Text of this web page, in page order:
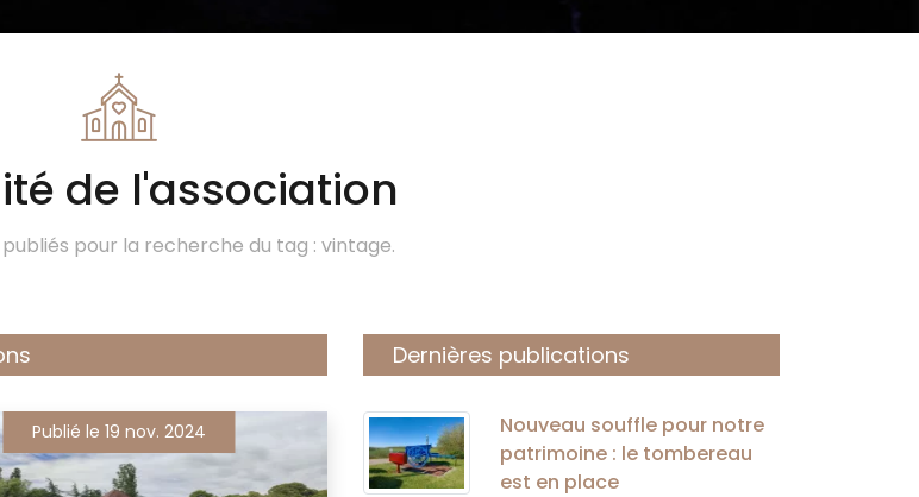
de l'association
pour la recherche du tag : vintage.
Publié le 19 nov. 2024
Dernières publications
Nouveau souffle pour notre
patrimoine : le tombereau
est en place